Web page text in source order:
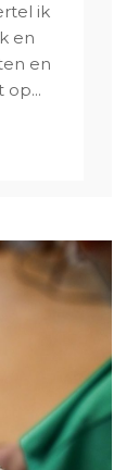
ik
en
en
op...